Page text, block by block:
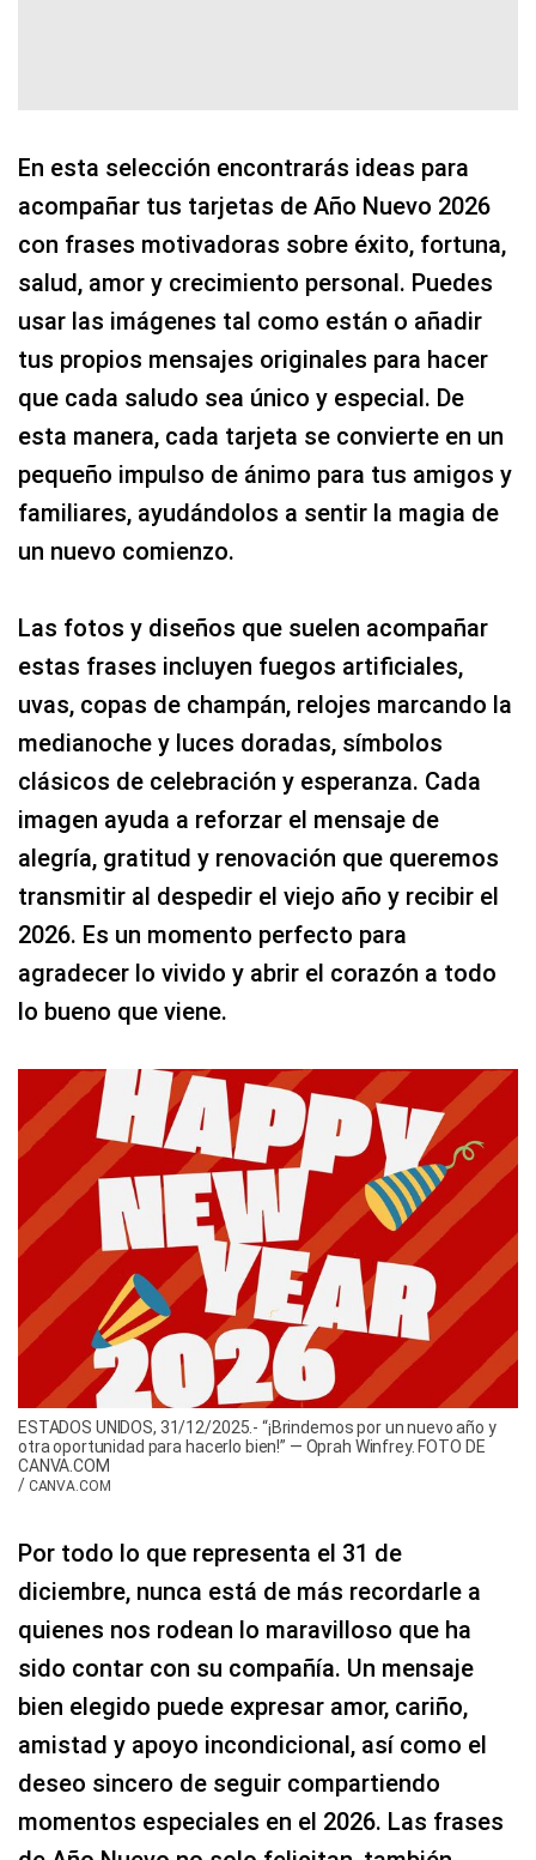
En esta selección encontrarás ideas para
acompañar tus tarjetas de Año Nuevo 2026
con frases motivadoras sobre éxito, fortuna,
salud, amor y crecimiento personal. Puedes
usar las imágenes tal como están o añadir
tus propios mensajes originales para hacer
que cada saludo sea único y especial. De
esta manera, cada tarjeta se convierte en un
pequeño impulso de ánimo para tus amigos y
familiares, ayudándolos a sentir la magia de
un nuevo comienzo.
Las fotos y diseños que suelen acompañar
estas frases incluyen fuegos artificiales,
uvas, copas de champán, relojes marcando la
medianoche y luces doradas, símbolos
clásicos de celebración y esperanza. Cada
imagen ayuda a reforzar el mensaje de
alegría, gratitud y renovación que queremos
transmitir al despedir el viejo año y recibir el
2026. Es un momento perfecto para
agradecer lo vivido y abrir el corazón a todo
lo bueno que viene.
ESTADOS UNIDOS, 31/12/2025.- “¡Brindemos por un nuevo año y
otra oportunidad para hacerlo bien!” — Oprah Winfrey. FOTO DE
CANVA.COM
/ CANVA.COM
Por todo lo que representa el 31 de
diciembre, nunca está de más recordarle a
quienes nos rodean lo maravilloso que ha
sido contar con su compañía. Un mensaje
bien elegido puede expresar amor, cariño,
amistad y apoyo incondicional, así como el
deseo sincero de seguir compartiendo
momentos especiales en el 2026. Las frases